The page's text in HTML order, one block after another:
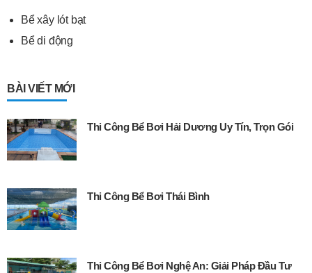
Bể xây lót bạt
Bể di động
BÀI VIẾT MỚI
Thi Công Bể Bơi Hải Dương Uy Tín, Trọn Gói
Thi Công Bể Bơi Thái Bình
Thi Công Bể Bơi Nghệ An: Giải Pháp Đầu Tư